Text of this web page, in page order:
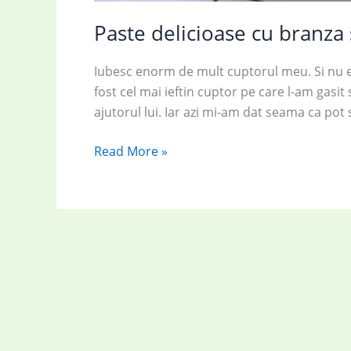
Paste delicioase cu
Iubesc enorm de mult cuptorul meu. Si nu
fost cel mai ieftin cuptor pe care l-am
ajutorul lui. Iar azi mi-am dat seama ca
Paste
branza
Read More »